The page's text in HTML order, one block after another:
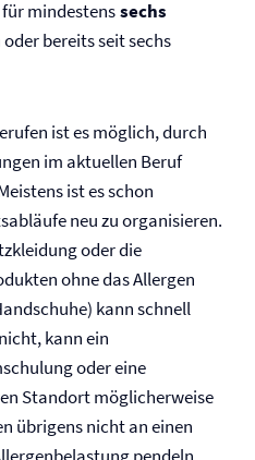
mindestenssechs
bereits seit sechs
ist es möglich, durch
im aktuellen Beruf
ist es schon
neu zu organisieren.
oder die
ohne das Allergen
kann schnell
kann ein
oder eine
Standort möglicherweise
übrigens nicht an einen